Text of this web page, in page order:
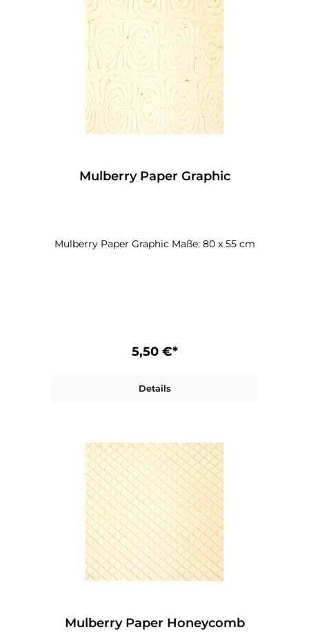
Mulberry Paper Graphic
Mulberry Paper Graphic Maße: 80 x 55 cm
5,50 €*
Details
Mulberry Paper Honeycomb